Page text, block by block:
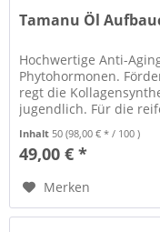
Tamanu Öl
Hochwertige Anti-
Phytohormonen.
regt die
jugendlich. Für die
Inhalt50(98,00 € * / 100 )
49,00 € *
Merken